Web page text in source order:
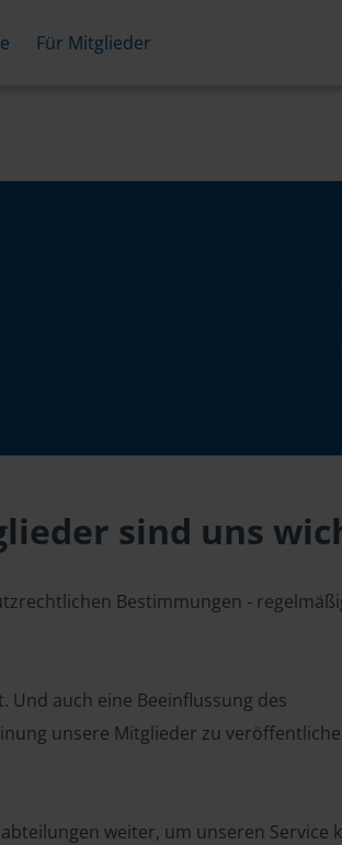
Für Mitglieder
sind uns
Bestimmungen -
auch eine Beeinflussung des
unsere Mitglieder zu
weiter, um unseren Service